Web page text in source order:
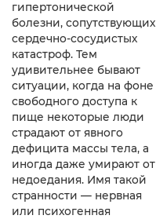
гипертонической
болезни, сопутствующих
сердечно-сосудистых
катастроф. Тем
удивительнее бывают
ситуации, когда на фоне
свободного доступа к
пище некоторые люди
страдают от явного
дефицита массы тела, а
иногда даже умирают от
недоедания. Имя такой
странности — нервная
или психогенная